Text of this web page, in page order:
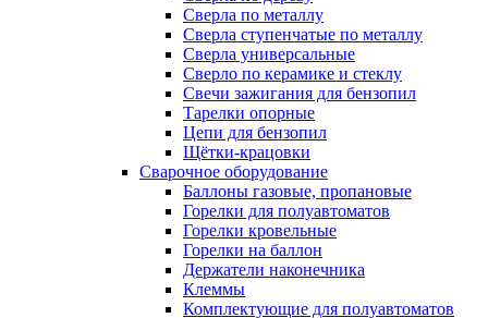
Сверла по металлу
Сверла ступенчатые по металлу
Сверла универсальные
Сверло по керамике и стеклу
Свечи зажигания для бензопил
Тарелки опорные
Цепи для бензопил
Щётки-крацовки
Сварочное оборудование
Баллоны газовые, пропановые
Горелки для полуавтоматов
Горелки кровельные
Горелки на баллон
Держатели наконечника
Клеммы
Комплектующие для полуавтоматов